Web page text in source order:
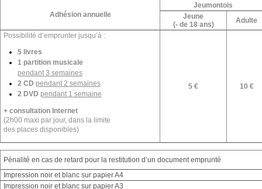
Adhésion annuelle
Jeumontois
Jeune
(- de 18 ans)
Adulte
Possibilité d’emprunter jusqu’à :
5 livres
1 partition musicale
pendant 3 semaines
2 CD pendant 2 semaines
2 DVD pendant 1 semaine
+ consultation Internet
(2h00 maxi par jour, dans la limite
des places disponibles)
5 € 10 €
Pénalité en cas de retard pour la restitution d’un document emprunté
Impression noir et blanc sur papier A4
Impression noir et blanc sur papier A3